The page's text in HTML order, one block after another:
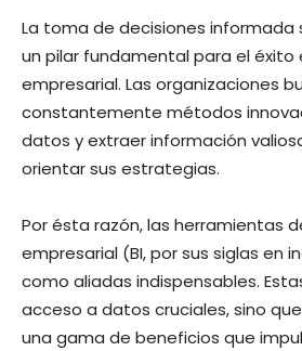
La toma de decisiones informada
un pilar fundamental para el éxito
empresarial. Las organizaciones
constantemente métodos
datos y extraer información
orientar sus estrategias.
Por ésta razón, las herramientas
empresarial (BI, por sus siglas en
como aliadas indispensables.
acceso a datos cruciales, sino
una gama de beneficios que